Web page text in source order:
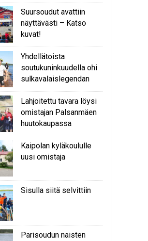
Suursoudut avattiin
näyttävästi – Katso
kuvat!
Yhdellätoista
soutukuninkuudella ohi
sulkavalaislegendan
Lahjoitettu tavara löysi
omistajan Palsanmäen
huutokaupassa
Kaipolan kyläkoululle
uusi omistaja
Sisulla siitä selvittiin
Parisoudun naisten